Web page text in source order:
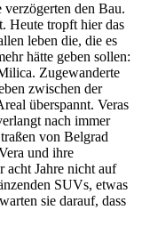
den Bau.
Heute tropft hier das
leben die, die es
hätte geben sollen:
Zugewanderte
zwischen der
überspannt. Veras
nach immer
von Belgrad
und ihre
acht Jahre nicht auf
SUVs, etwas
sie darauf, dass